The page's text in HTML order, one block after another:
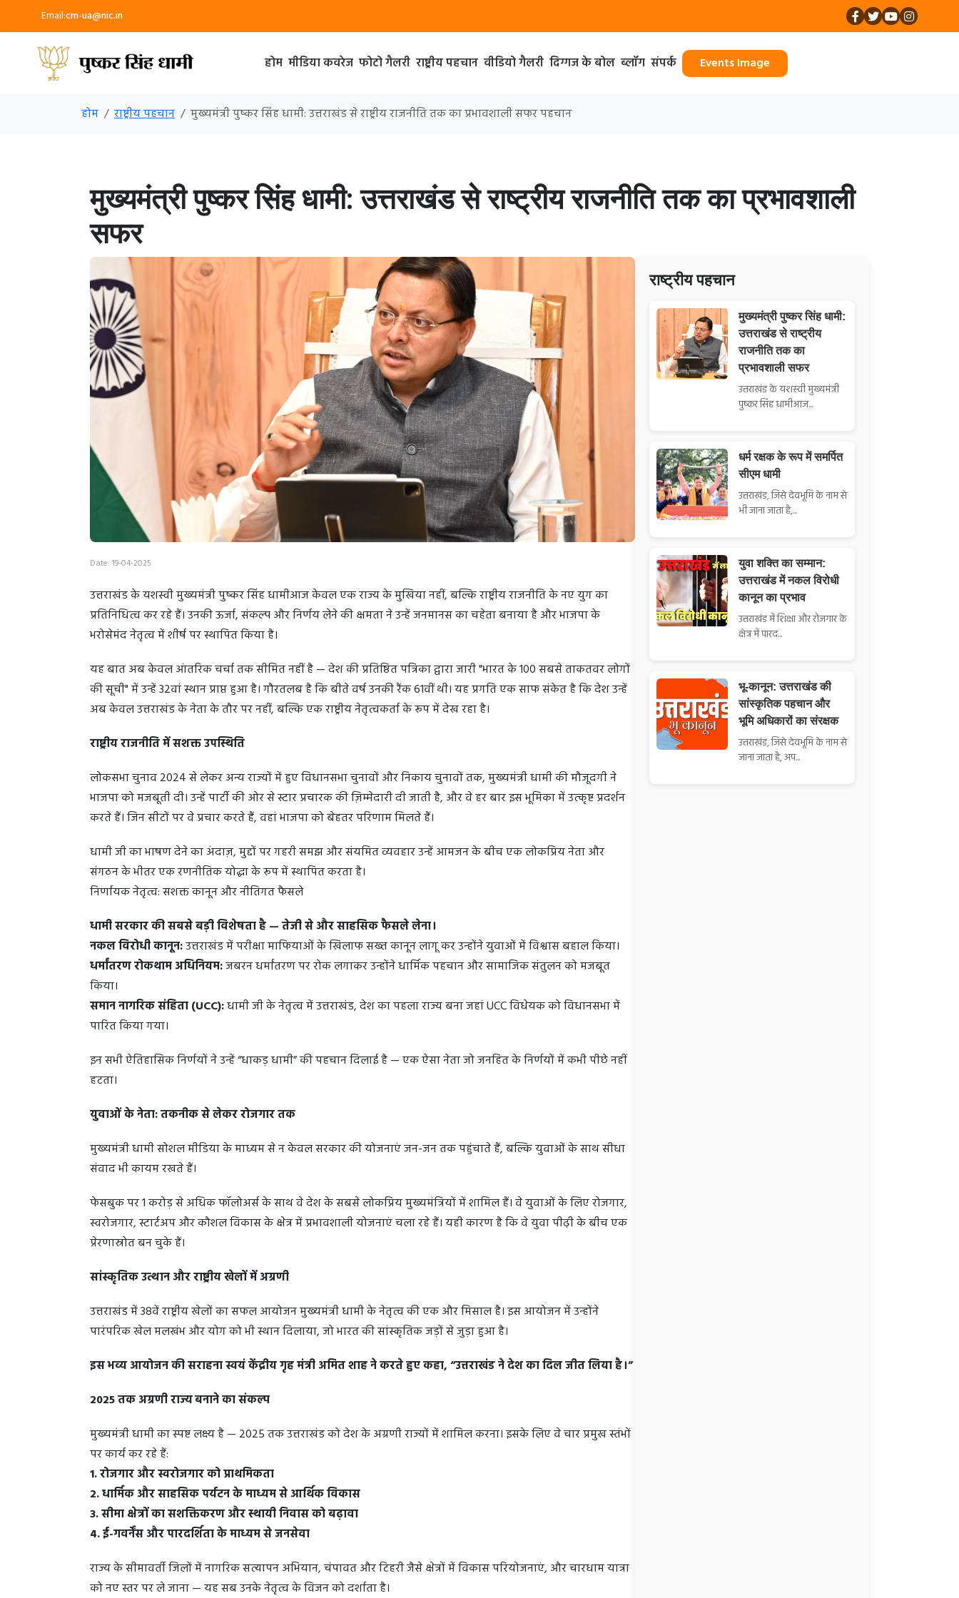
Email:cm-ua@nic.in
होम मीडिया कवरेज फोटो गैलरी राष्ट्रीय पहचान वीडियो गैलरी दिग्गज के बोल ब्लॉग संपर्क Events Image
होम राष्ट्रीय पहचान मुख्यमंत्री पुष्कर सिंह धामी: उत्तराखंड से राष्ट्रीय राजनीति तक का प्रभावशाली सफर पहचान
मुख्यमंत्री पुष्कर सिंह धामी: उत्तराखंड से राष्ट्रीय राजनीति तक का प्रभावशाली
सफर
Date: 19-04-2025
उत्तराखंड के यशस्वी मुख्यमंत्री पुष्कर सिंह धामीआज केवल एक राज्य के मुखिया नहीं, बल्कि राष्ट्रीय राजनीति के नए युग का
प्रतिनिधित्व कर रहे हैं। उनकी ऊर्जा, संकल्प और निर्णय लेने की क्षमता ने उन्हें जनमानस का चहेता बनाया है और भाजपा के
भरोसेमंद नेतृत्व में शीर्ष पर स्थापित किया है।
यह बात अब केवल आंतरिक चर्चा तक सीमित नहीं है — देश की प्रतिष्ठित पत्रिका द्वारा जारी "भारत के 100 सबसे ताकतवर लोगों
की सूची" में उन्हें 32वां स्थान प्राप्त हुआ है। गौरतलब है कि बीते वर्ष उनकी रैंक 61वीं थी। यह प्रगति एक साफ संकेत है कि देश उन्हें
अब केवल उत्तराखंड के नेता के तौर पर नहीं, बल्कि एक राष्ट्रीय नेतृत्वकर्ता के रूप में देख रहा है।
राष्ट्रीय राजनीति में सशक्त उपस्थिति
लोकसभा चुनाव 2024 से लेकर अन्य राज्यों में हुए विधानसभा चुनावों और निकाय चुनावों तक, मुख्यमंत्री धामी की मौजूदगी ने
भाजपा को मजबूती दी। उन्हें पार्टी की ओर से स्टार प्रचारक की ज़िम्मेदारी दी जाती है, और वे हर बार इस भूमिका में उत्कृष्ट प्रदर्शन
करते हैं। जिन सीटों पर वे प्रचार करते हैं, वहां भाजपा को बेहतर परिणाम मिलते हैं।
धामी जी का भाषण देने का अंदाज़, मुद्दों पर गहरी समझ और संयमित व्यवहार उन्हें आमजन के बीच एक लोकप्रिय नेता और
संगठन के भीतर एक रणनीतिक योद्धा के रूप में स्थापित करता है।
निर्णायक नेतृत्व: सशक्त कानून और नीतिगत फैसले
धामी सरकार की सबसे बड़ी विशेषता है — तेजी से और साहसिक फैसले लेना।
नकल विरोधी कानून:उत्तराखंड में परीक्षा माफियाओं के खिलाफ सख्त कानून लागू कर उन्होंने युवाओं में विश्वास बहाल किया।
धर्मांतरण रोकथाम अधिनियम:जबरन धर्मांतरण पर रोक लगाकर उन्होंने धार्मिक पहचान और सामाजिक संतुलन को मजबूत
किया।
समान नागरिक संहिता (UCC):धामी जी के नेतृत्व में उत्तराखंड, देश का पहला राज्य बना जहां UCC विधेयक को विधानसभा में
पारित किया गया।
इन सभी ऐतिहासिक निर्णयों ने उन्हें “धाकड़ धामी” की पहचान दिलाई है — एक ऐसा नेता जो जनहित के निर्णयों में कभी पीछे नहीं
हटता।
युवाओं के नेता: तकनीक से लेकर रोजगार तक
मुख्यमंत्री धामी सोशल मीडिया के माध्यम से न केवल सरकार की योजनाएं जन-जन तक पहुंचाते हैं, बल्कि युवाओं के साथ सीधा
संवाद भी कायम रखते हैं।
फेसबुक पर 1 करोड़ से अधिक फॉलोअर्स के साथ वे देश के सबसे लोकप्रिय मुख्यमंत्रियों में शामिल हैं। वे युवाओं के लिए रोजगार,
स्वरोजगार, स्टार्टअप और कौशल विकास के क्षेत्र में प्रभावशाली योजनाएं चला रहे हैं। यही कारण है कि वे युवा पीढ़ी के बीच एक
प्रेरणास्रोत बन चुके हैं।
सांस्कृतिक उत्थान और राष्ट्रीय खेलों में अग्रणी
उत्तराखंड में 38वें राष्ट्रीय खेलों का सफल आयोजन मुख्यमंत्री धामी के नेतृत्व की एक और मिसाल है। इस आयोजन में उन्होंने
पारंपरिक खेल मलखंभ और योग को भी स्थान दिलाया, जो भारत की सांस्कृतिक जड़ों से जुड़ा हुआ है।
इस भव्य आयोजन की सराहना स्वयं केंद्रीय गृह मंत्री अमित शाह ने करते हुए कहा, “उत्तराखंड ने देश का दिल जीत लिया है।”
2025 तक अग्रणी राज्य बनाने का संकल्प
मुख्यमंत्री धामी का स्पष्ट लक्ष्य है — 2025 तक उत्तराखंड को देश के अग्रणी राज्यों में शामिल करना। इसके लिए वे चार प्रमुख स्तंभों
पर कार्य कर रहे हैं:
1. रोजगार और स्वरोजगार को प्राथमिकता
2. धार्मिक और साहसिक पर्यटन के माध्यम से आर्थिक विकास
3. सीमा क्षेत्रों का सशक्तिकरण और स्थायी निवास को बढ़ावा
4. ई-गवर्नेंस और पारदर्शिता के माध्यम से जनसेवा
राज्य के सीमावर्ती जिलों में नागरिक सत्यापन अभियान, चंपावत और टिहरी जैसे क्षेत्रों में विकास परियोजनाएं, और चारधाम यात्रा
को नए स्तर पर ले जाना — यह सब उनके नेतृत्व के विजन को दर्शाता है।
राष्ट्रीय पहचान
मुख्यमंत्री पुष्कर सिंह धामी:
उत्तराखंड से राष्ट्रीय
राजनीति तक का
प्रभावशाली सफर
उत्तराखंड के यशस्वी मुख्यमंत्री
पुष्कर सिंह धामीआज...
धर्म रक्षक के रूप में समर्पित
सीएम धामी
उत्तराखंड, जिसे देवभूमि के नाम से
भी जाना जाता है,...
युवा शक्ति का सम्मान:
उत्तराखंड में नकल विरोधी
कानून का प्रभाव
उत्तराखंड में शिक्षा और रोजगार के
क्षेत्र में पारद...
भू-कानून: उत्तराखंड की
सांस्कृतिक पहचान और
भूमि अधिकारों का संरक्षक
उत्तराखंड, जिसे देवभूमि के नाम से
जाना जाता है, अप...